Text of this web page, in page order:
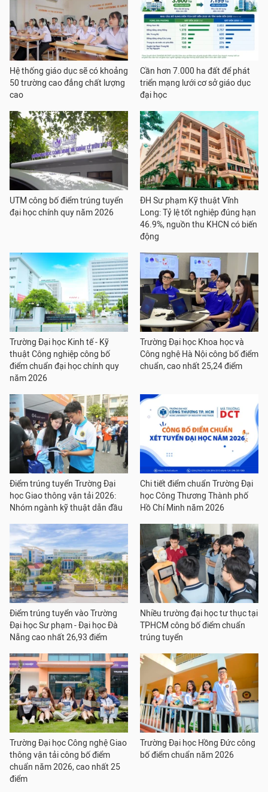
Hệ thống giáo dục sẽ có khoảng
50 trường cao đẳng chất lượng
cao
Cần hơn 7.000 ha đất để phát
triển mạng lưới cơ sở giáo dục
đại học
UTM công bố điểm trúng tuyển
đại học chính quy năm 2026
ĐH Sư phạm Kỹ thuật Vĩnh
Long: Tỷ lệ tốt nghiệp đúng hạn
46.9%, nguồn thu KHCN có biến
động
Trường Đại học Kinh tế - Kỹ
thuật Công nghiệp công bố
điểm chuẩn đại học chính quy
năm 2026
Trường Đại học Khoa học và
Công nghệ Hà Nội công bố điểm
chuẩn, cao nhất 25,24 điểm
Điểm trúng tuyển Trường Đại
học Giao thông vận tải 2026:
Nhóm ngành kỹ thuật dẫn đầu
Chi tiết điểm chuẩn Trường Đại
học Công Thương Thành phố
Hồ Chí Minh năm 2026
Điểm trúng tuyển vào Trường
Đại học Sư phạm - Đại học Đà
Nẵng cao nhất 26,93 điểm
Nhiều trường đại học tư thục tại
TPHCM công bố điểm chuẩn
trúng tuyển
Trường Đại học Công nghệ Giao
thông vận tải công bố điểm
chuẩn năm 2026, cao nhất 25
điểm
Trường Đại học Hồng Đức công
bố điểm chuẩn năm 2026